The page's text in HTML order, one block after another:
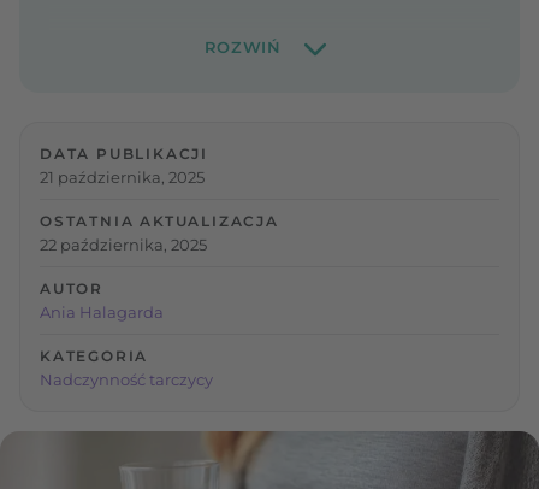
DATA PUBLIKACJI
21 października, 2025
OSTATNIA AKTUALIZACJA
22 października, 2025
AUTOR
Ania Halagarda
KATEGORIA
Nadczynność tarczycy